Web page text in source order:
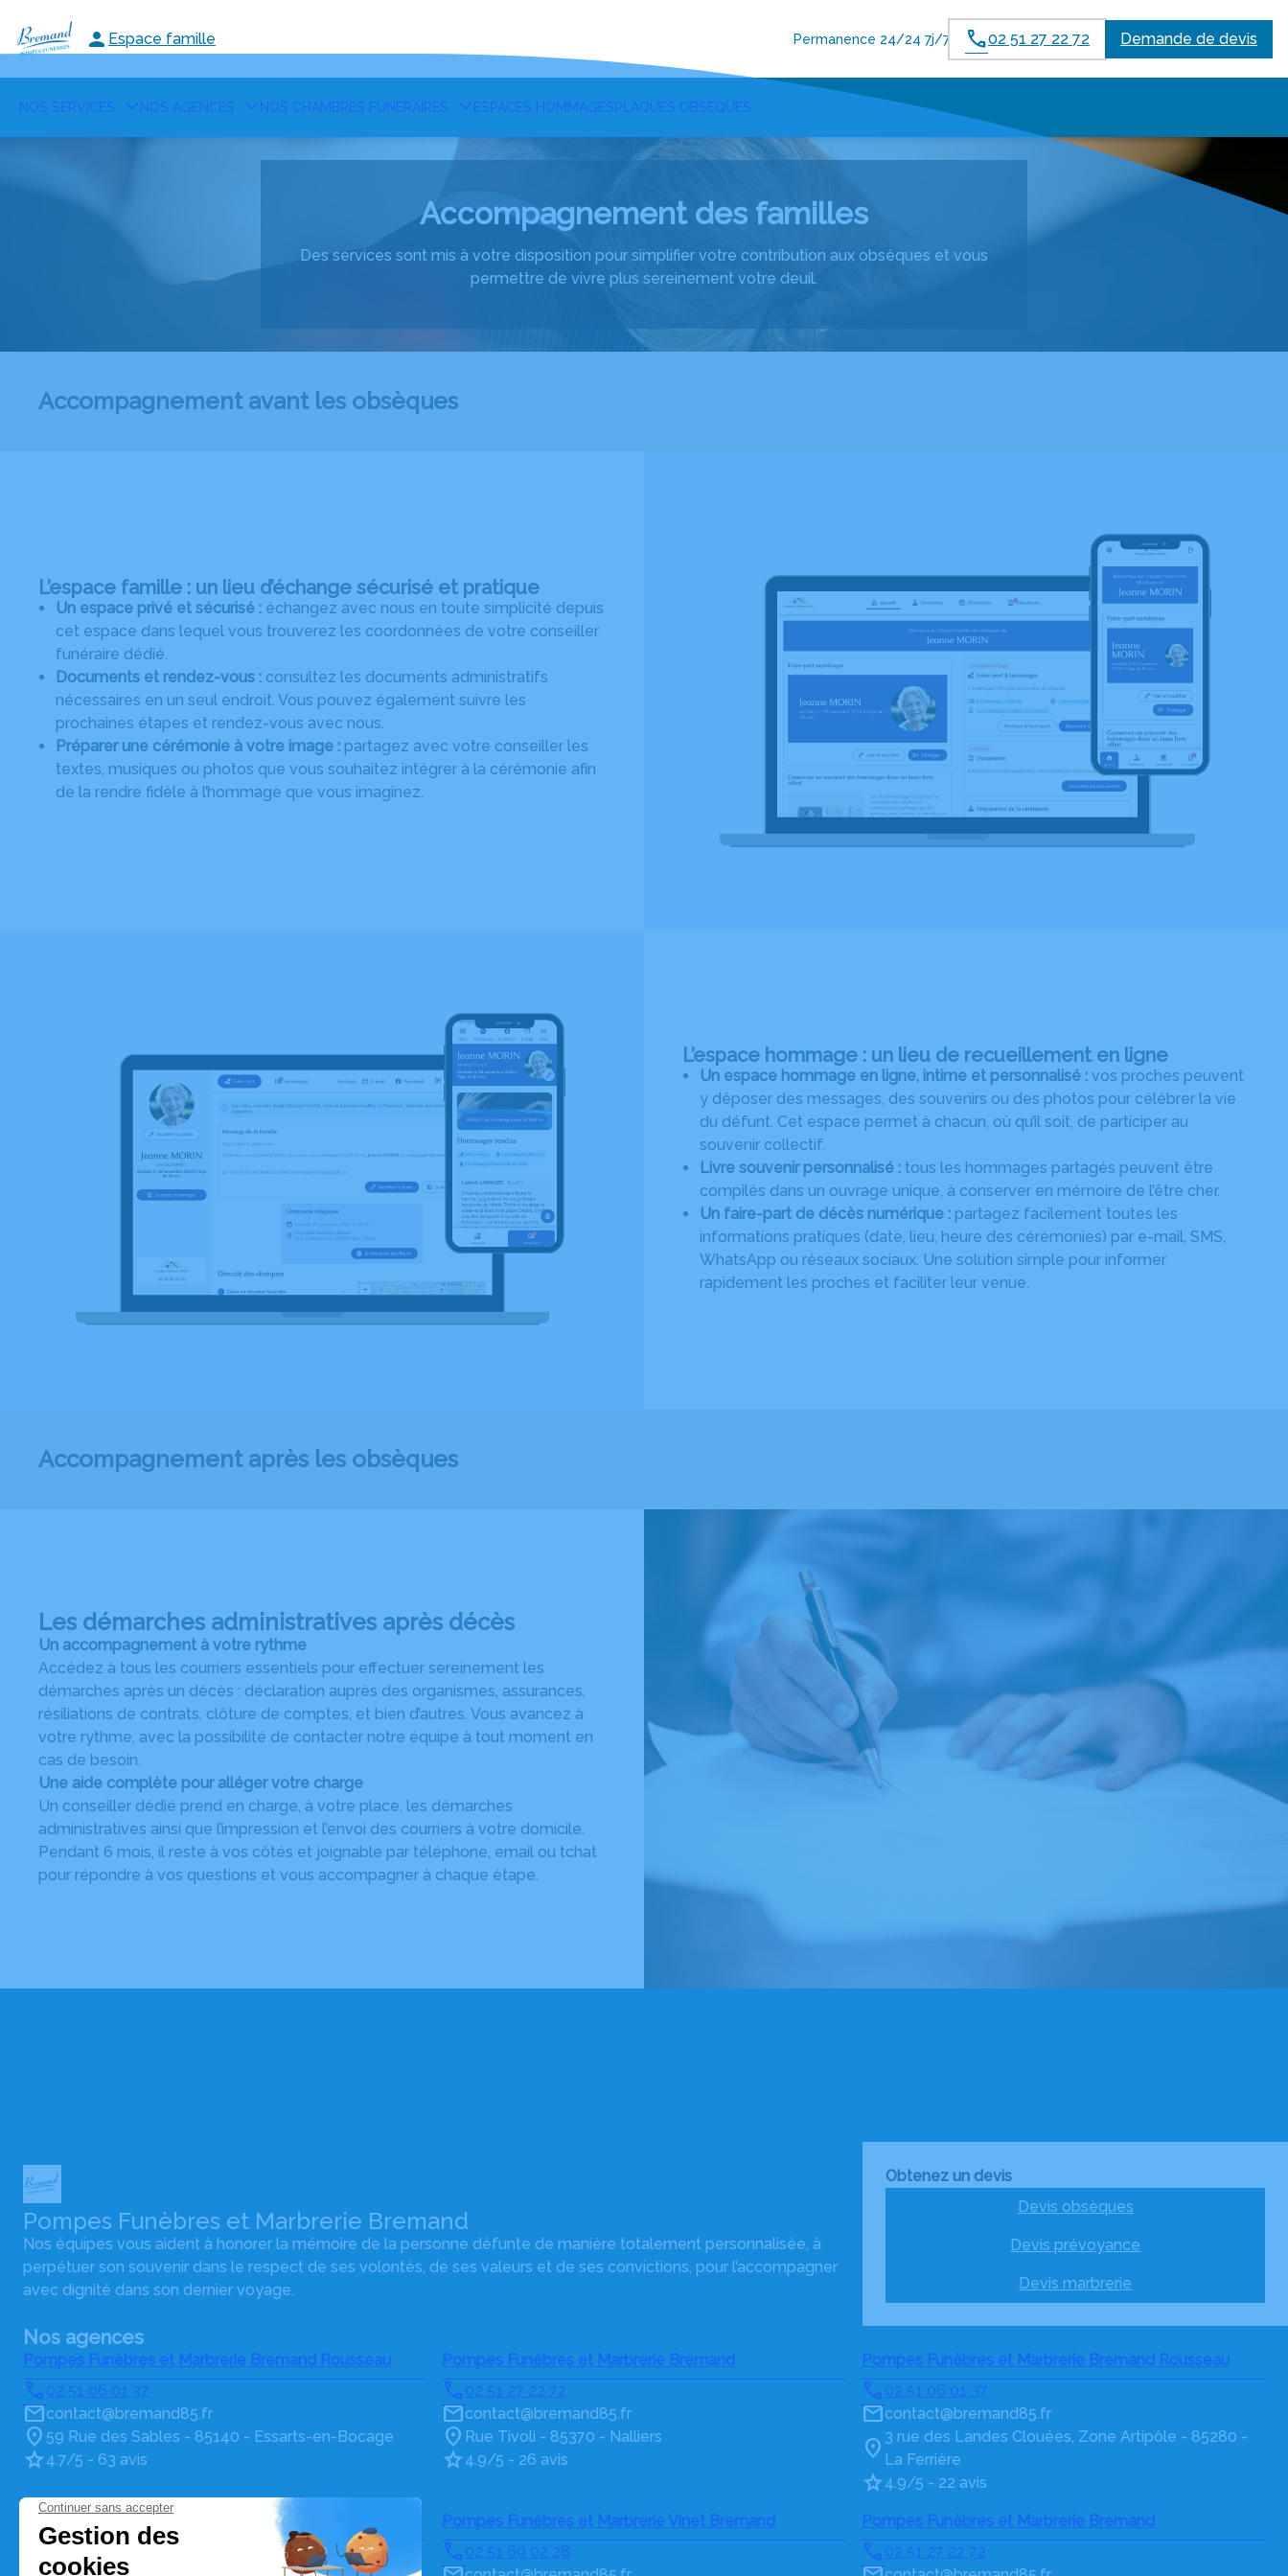
Espace famille Permanence 24/24 7j/7 02 51 27 22 72 Demande de devis
NOS SERVICES NOS AGENCES NOS CHAMBRES FUNERAIRES ESPACES HOMMAGESPLAQUES OBSÈQUES
Accompagnement des familles
Des services sont mis à votre disposition pour simplifier votre contribution aux obsèques et vous
permettre de vivre plus sereinement votre deuil.
Accompagnement avant les obsèques
L’espace famille : un lieu d’échange sécurisé et pratique
Un espace privé et sécurisé : échangez avec nous en toute simplicité depuis
cet espace dans lequel vous trouverez les coordonnées de votre conseiller
funéraire dédié.
Documents et rendez-vous : consultez les documents administratifs
nécessaires en un seul endroit. Vous pouvez également suivre les
prochaines étapes et rendez-vous avec nous.
Préparer une cérémonie à votre image : partagez avec votre conseiller les
textes, musiques ou photos que vous souhaitez intégrer à la cérémonie afin
de la rendre fidèle à l’hommage que vous imaginez.
L’espace hommage : un lieu de recueillement en ligne
Un espace hommage en ligne, intime et personnalisé : vos proches peuvent
y déposer des messages, des souvenirs ou des photos pour célébrer la vie
du défunt. Cet espace permet à chacun, où qu’il soit, de participer au
souvenir collectif.
Livre souvenir personnalisé : tous les hommages partagés peuvent être
compilés dans un ouvrage unique, à conserver en mémoire de l’être cher.
Un faire-part de décès numérique : partagez facilement toutes les
informations pratiques (date, lieu, heure des cérémonies) par e-mail, SMS,
WhatsApp ou réseaux sociaux. Une solution simple pour informer
rapidement les proches et faciliter leur venue.
Accompagnement après les obsèques
Les démarches administratives après décès
Un accompagnement à votre rythme
Accédez à tous les courriers essentiels pour effectuer sereinement les
démarches après un décès : déclaration auprès des organismes, assurances,
résiliations de contrats, clôture de comptes, et bien d’autres. Vous avancez à
votre rythme, avec la possibilité de contacter notre équipe à tout moment en
cas de besoin.
Une aide complète pour alléger votre charge
Un conseiller dédié prend en charge, à votre place, les démarches
administratives ainsi que l’impression et l’envoi des courriers à votre domicile.
Pendant 6 mois, il reste à vos côtés et joignable par téléphone, email ou tchat
pour répondre à vos questions et vous accompagner à chaque étape.
Pompes Funèbres et Marbrerie Bremand
Nos équipes vous aident à honorer la mémoire de la personne défunte de manière totalement personnalisée, à
perpétuer son souvenir dans le respect de ses volontés, de ses valeurs et de ses convictions, pour l’accompagner
avec dignité dans son dernier voyage.
Obtenez un devis
Devis obsèques
Devis prévoyance
Devis marbrerie
Nos agences
Pompes Funèbres et Marbrerie Bremand Rousseau
02 51 06 01 37
contact@bremand85.fr
59 Rue des Sables - 85140 - Essarts-en-Bocage
4.7/5 - 63 avis
Pompes Funèbres et Marbrerie Bremand
02 51 27 22 72
contact@bremand85.fr
Rue Tivoli - 85370 - Nalliers
4.9/5 - 26 avis
Pompes Funèbres et Marbrerie Bremand Rousseau
02 51 06 01 37
contact@bremand85.fr
3 rue des Landes Clouées, Zone Artipôle - 85280 -
La Ferrière
4.9/5 - 22 avis
Pompes Funèbres et Marbrerie Bremand
Pompes Funèbres et Marbrerie Vinet Bremand
02 51 69 02 28
Pompes Funèbres et Marbrerie Bremand
02 51 27 22 72